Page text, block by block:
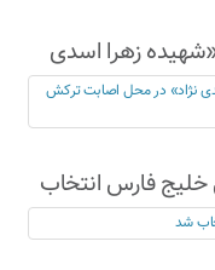
زهرا اسدی
آمریکای
فارس انتخاب